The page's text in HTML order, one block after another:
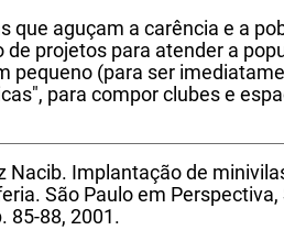
que aguçam a carência e a
projetos para atender a
pequeno (para ser
para compor clubes e
Nacib. Implantação de
São Paulo em Perspectiva,
85-88, 2001.